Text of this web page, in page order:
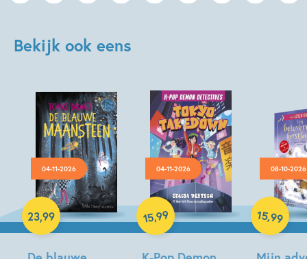
Bekijk ook eens
04-11-2026
23,99
Hardcover
04-11-2026
15,99
Hardcover
08-10-2026
15,99
Paperback